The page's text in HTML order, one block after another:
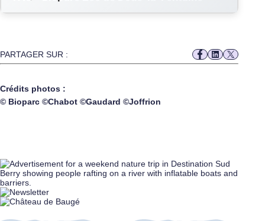
PARTAGER SUR :
Crédits photos :
© Bioparc ©Chabot ©Gaudard ©Joffrion